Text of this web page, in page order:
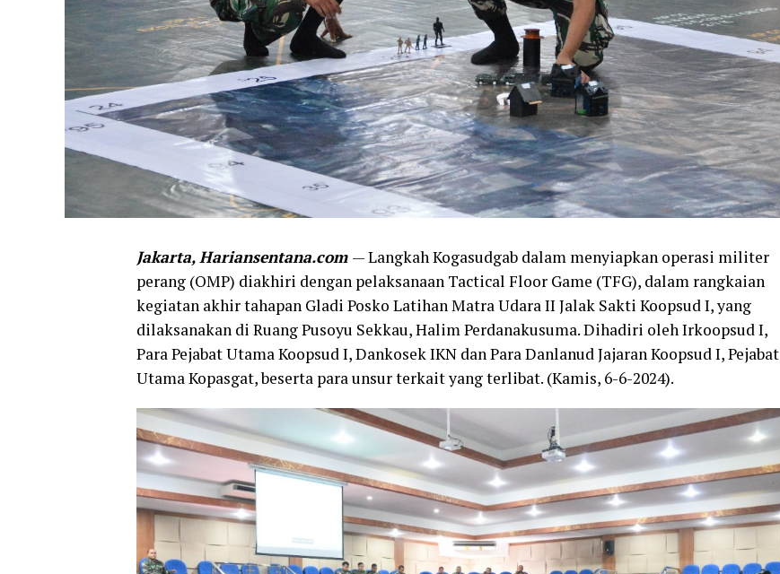
Jakarta, Hariansentana.com — Langkah Kogasudgab dalam menyiapkan operasi militer
perang (OMP) diakhiri dengan pelaksanaan Tactical Floor Game (TFG), dalam rangkaian
kegiatan akhir tahapan Gladi Posko Latihan Matra Udara II Jalak Sakti Koopsud I, yang
dilaksanakan di Ruang Pusoyu Sekkau, Halim Perdanakusuma. Dihadiri oleh Irkoopsud I,
Para Pejabat Utama Koopsud I, Dankosek IKN dan Para Danlanud Jajaran Koopsud I, Pejabat
Utama Kopasgat, beserta para unsur terkait yang terlibat. (Kamis, 6-6-2024).